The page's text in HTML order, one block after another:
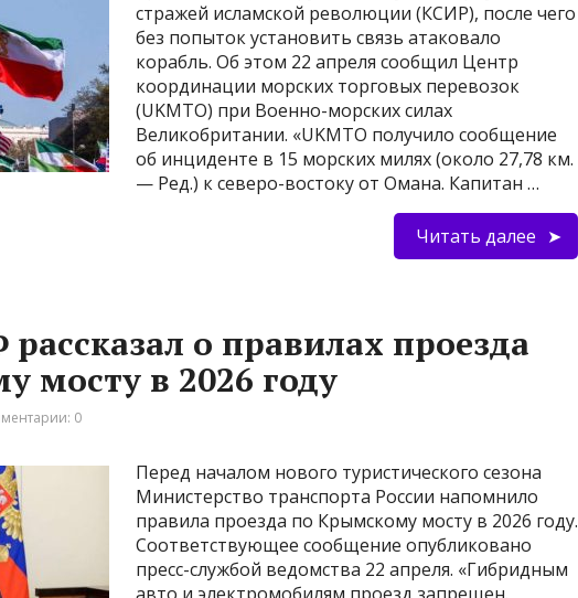
стражей исламской революции (КСИР), после чего
без попыток установить связь атаковало
корабль. Об этом 22 апреля сообщил Центр
координации морских торговых перевозок
(UKMTO) при Военно-морских силах
Великобритании. «UKMTO получило сообщение
об инциденте в 15 морских милях (около 27,78 км.
— Ред.) к северо-востоку от Омана. Капитан …
Читать далее
о правилах проезда
мосту в 2026 году
0
Перед началом нового туристического сезона
Министерство транспорта России напомнило
правила проезда по Крымскому мосту в 2026 году.
Соответствующее сообщение опубликовано
пресс-службой ведомства 22 апреля. «Гибридным